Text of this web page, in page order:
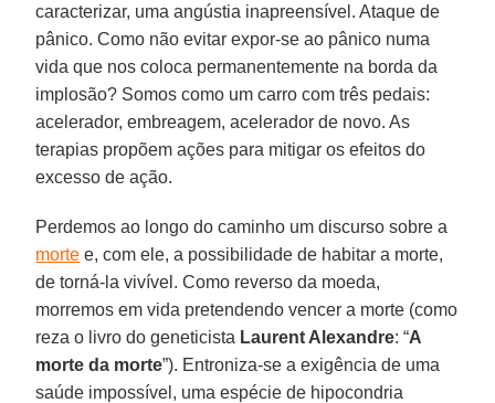
caracterizar, uma angústia inapreensível. Ataque de
pânico. Como não evitar expor-se ao pânico numa
vida que nos coloca permanentemente na borda da
implosão? Somos como um carro com três pedais:
acelerador, embreagem, acelerador de novo. As
terapias propõem ações para mitigar os efeitos do
excesso de ação.
Perdemos ao longo do caminho um discurso sobre a
morte e, com ele, a possibilidade de habitar a morte,
de torná-la vivível. Como reverso da moeda,
morremos em vida pretendendo vencer a morte (como
reza o livro do geneticista Laurent Alexandre: “A
morte da morte”). Entroniza-se a exigência de uma
saúde impossível, uma espécie de hipocondria